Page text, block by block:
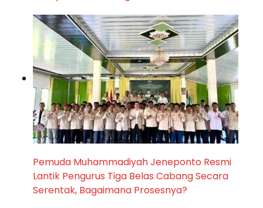
Pemuda Muhammadiyah Jeneponto Resmi
Lantik Pengurus Tiga Belas Cabang Secara
Serentak, Bagaimana Prosesnya?